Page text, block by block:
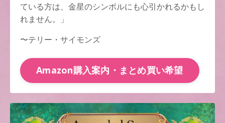
ている方は、金星のシンボルにも心引かれるかもし
れません。」
〜テリー・サイモンズ
Amazon購入案内・まとめ買い希望